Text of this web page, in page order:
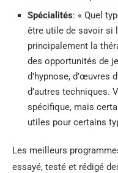
Spécialités: « Quel
être utile de savoir si
principalement la
des opportunités de
d’hypnose, d’œuvres
d’autres techniques.
spécifique, mais
utiles pour certains
Les meilleurs
essayé, testé et rédigé